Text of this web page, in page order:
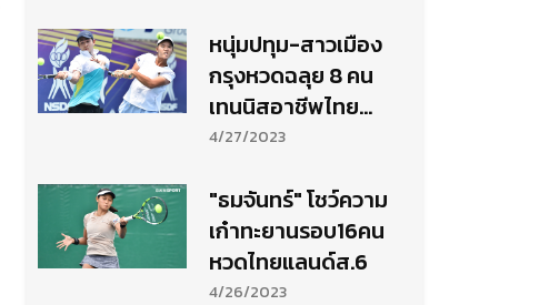
หนุ่มปทุม-สาวเมือง
กรุงหวดฉลุย 8 คน
เทนนิสอาชีพไทย
แลนด์ สนาม 6
4/27/2023
"ธมจันทร์" โชว์ความ
เก๋าทะยานรอบ16คน
หวดไทยแลนด์ส.6
4/26/2023